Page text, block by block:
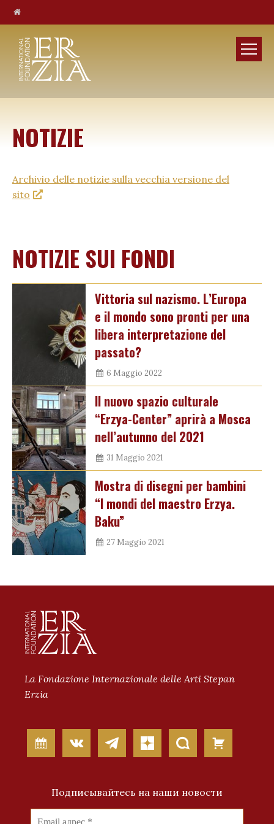
NOTIZIE
Archivio delle notizie sulla vecchia versione del
sito
NOTIZIE SUI FONDI
Vittoria sul nazismo. L’Europa
e il mondo sono pronti per una
libera interpretazione del
passato?
6 Maggio 2022
Il nuovo spazio culturale
“Erzya-Center” aprirà a Mosca
nell’autunno del 2021
31 Maggio 2021
Mostra di disegni per bambini
“I mondi del maestro Erzya.
Baku”
27 Maggio 2021
La Fondazione Internazionale delle Arti Stepan
Erzia
Подписывайтесь на наши новости